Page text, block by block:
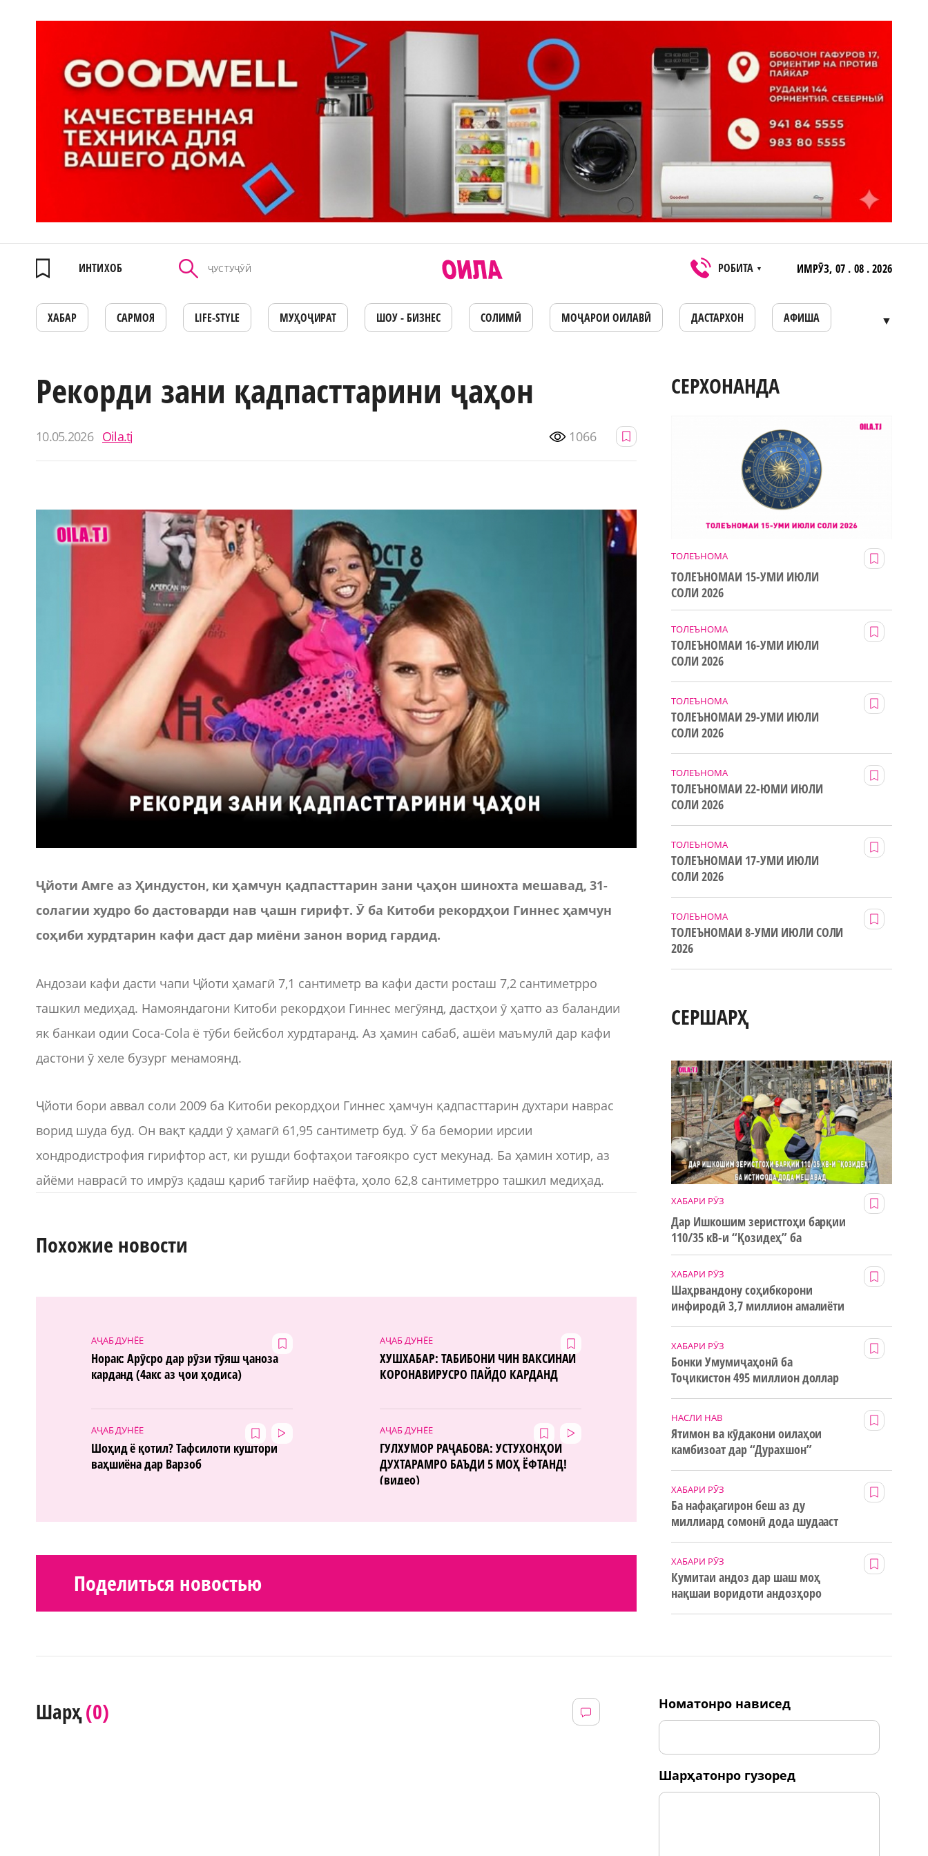
ИНТИХОБ РОБИТА ▼ ИМРӮЗ, 07 . 08 . 2026
ХАБАР САРМОЯ LIFE-STYLE МУҲОҶИРАТ ШОУ - БИЗНЕС СОЛИМӢ МОҶАРОИ ОИЛАВӢ ДАСТАРХОН АФИША ▼
Рекорди зани қадпасттарини ҷаҳон
10.05.2026 Oila.tj 1066
Ҷйоти Амге аз Ҳиндустон, ки ҳамчун қадпасттарин зани ҷаҳон шинохта мешавад, 31-
солагии худро бо дастоварди нав ҷашн гирифт. Ӯ ба Китоби рекордҳои Гиннес ҳамчун
соҳиби хурдтарин кафи даст дар миёни занон ворид гардид.
Андозаи кафи дасти чапи Ҷйоти ҳамагӣ 7,1 сантиметр ва кафи дасти росташ 7,2 сантиметрро
ташкил медиҳад. Намояндагони Китоби рекордҳои Гиннес мегӯянд, дастҳои ӯ ҳатто аз баландии
як банкаи одии Coca-Cola ё тӯби бейсбол хурдтаранд. Аз ҳамин сабаб, ашёи маъмулӣ дар кафи
дастони ӯ хеле бузург менамоянд.
Ҷйоти бори аввал соли 2009 ба Китоби рекордҳои Гиннес ҳамчун қадпасттарин духтари наврас
ворид шуда буд. Он вақт қадди ӯ ҳамагӣ 61,95 сантиметр буд. Ӯ ба бемории ирсии
хондродистрофия гирифтор аст, ки рушди бофтаҳои тағоякро суст мекунад. Ба ҳамин хотир, аз
айёми наврасӣ то имрӯз қадаш қариб тағйир наёфта, ҳоло 62,8 сантиметрро ташкил медиҳад.
Похожие новости
АҶАБ ДУНЁЕ
Норак: Арӯсро дар рӯзи тӯяш ҷаноза
карданд (4акс аз ҷои ҳодиса)
АҶАБ ДУНЁЕ
ХУШХАБАР: ТАБИБОНИ ЧИН ВАКСИНАИ
КОРОНАВИРУСРО ПАЙДО КАРДАНД
АҶАБ ДУНЁЕ
Шоҳид ё қотил? Тафсилоти куштори
ваҳшиёна дар Варзоб
АҶАБ ДУНЁЕ
ГУЛХУМОР РАҶАБОВА: УСТУХОНҲОИ
ДУХТАРАМРО БАЪДИ 5 МОҲ ЁФТАНД!
(видео)
Поделиться новостью
СЕРХОНАНДА
ТОЛЕЪНОМА
ТОЛЕЪНОМАИ 15-УМИ ИЮЛИ
СОЛИ 2026
ТОЛЕЪНОМА
ТОЛЕЪНОМАИ 16-УМИ ИЮЛИ
СОЛИ 2026
ТОЛЕЪНОМА
ТОЛЕЪНОМАИ 29-УМИ ИЮЛИ
СОЛИ 2026
ТОЛЕЪНОМА
ТОЛЕЪНОМАИ 22-ЮМИ ИЮЛИ
СОЛИ 2026
ТОЛЕЪНОМА
ТОЛЕЪНОМАИ 17-УМИ ИЮЛИ
СОЛИ 2026
ТОЛЕЪНОМА
ТОЛЕЪНОМАИ 8-УМИ ИЮЛИ СОЛИ
2026
СЕРШАРҲ
ХАБАРИ РӮЗ
Дар Ишкошим зеристгоҳи барқии
110/35 кВ-и “Қозидеҳ” ба
истифода дода мешавад
ХАБАРИ РӮЗ
Шаҳрвандону соҳибкорони
инфиродӣ 3,7 миллион амалиёти
ХАБАРИ РӮЗ
Бонки Умумиҷаҳонӣ ба
Тоҷикистон 495 миллион доллар
НАСЛИ НАВ
Ятимон ва кӯдакони оилаҳои
камбизоат дар “Дурахшон”
ХАБАРИ РӮЗ
Ба нафақагирон беш аз ду
миллиард сомонӣ дода шудааст
ХАБАРИ РӮЗ
Кумитаи андоз дар шаш моҳ
нақшаи воридоти андозҳоро
Шарҳ(0) номатонро нависед
шарҳатонро гузоред